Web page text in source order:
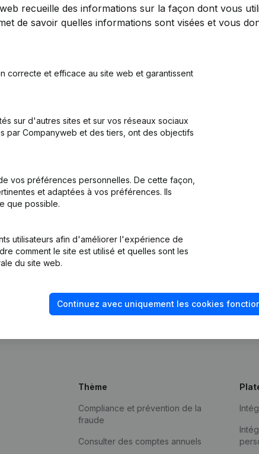
plus d’informations sur cette entreprise ?
Découvrir plus
recueille des informations sur la façon dont vous
de savoir quelles informations sont visées et vous
correcte et efficace au site web et garantissent
sur d'autres sites et sur vos réseaux sociaux
par Companyweb et des tiers, ont des objectifs
vos préférences personnelles. De cette façon,
et adaptées à vos préférences. Ils
que possible.
utilisateurs afin d'améliorer l'expérience de
comment le site est utilisé et quelles sont les
du site web.
Continuez avec uniquement les cookies
Thème
Compliance et prévention de la
fraude
Consulter des comptes annuels